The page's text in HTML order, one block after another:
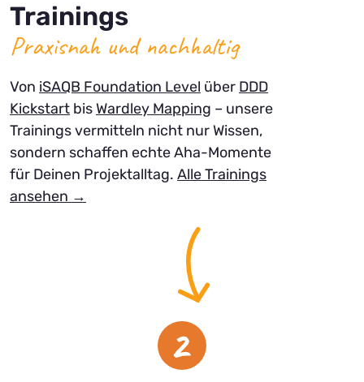
Trainings
Praxisnah und nachhaltig
Von iSAQB Foundation Level über DDD
Kickstart bis Wardley Mapping – unsere
Trainings vermitteln nicht nur Wissen,
sondern schaffen echte Aha-Momente
für Deinen Projektalltag. Alle Trainings
ansehen →
2